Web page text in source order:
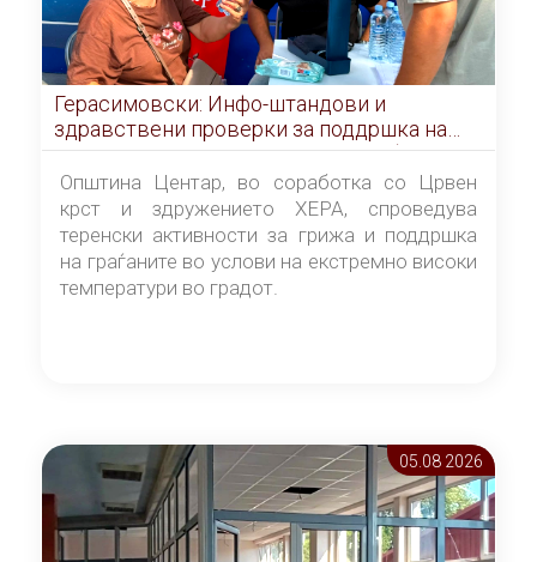
Герасимовски: Инфо-штандови и
здравствени проверки за поддршка на
граѓаните во услови на топлотен бран
Општина Центар, во соработка со Црвен
крст и здружението ХЕРА, спроведува
теренски активности за грижа и поддршка
на граѓаните во услови на екстремно високи
температури во градот.
05.08 2026